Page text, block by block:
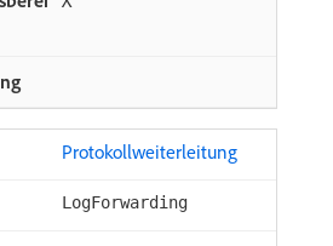
Protokollweiterleitung
LogForwarding